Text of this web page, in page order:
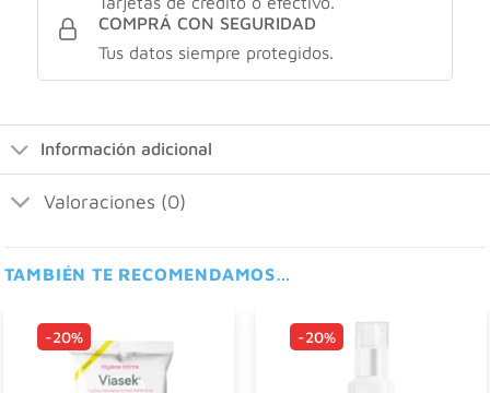
COMPRÁ CON SEGURIDAD
Tus datos siempre protegidos.
Información adicional
Valoraciones (0)
TAMBIÉN TE RECOMENDAMOS…
-20% -20%